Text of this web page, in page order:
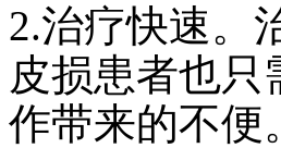
2.治疗快速。
皮损患者也
作带来的不便